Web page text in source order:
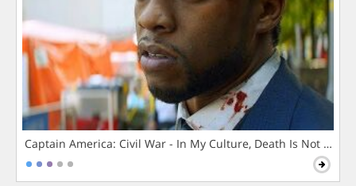
Captain America: Civil War - In My Culture, Death Is Not The